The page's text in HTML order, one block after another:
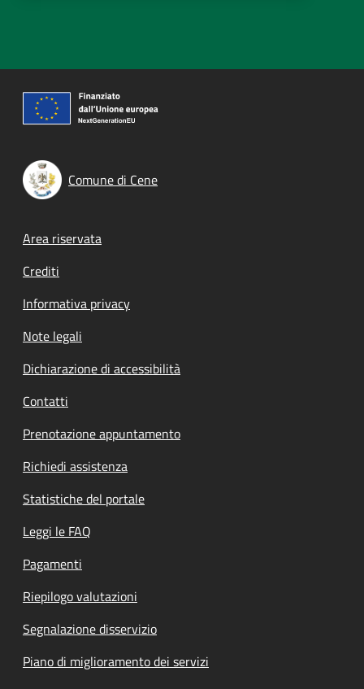
Comune di Cene
Footer menu
Area riservata
Crediti
Informativa privacy
Note legali
Dichiarazione di accessibilità
Contatti
Prenotazione appuntamento
Richiedi assistenza
Statistiche del portale
Leggi le FAQ
Pagamenti
Riepilogo valutazioni
Segnalazione disservizio
Piano di miglioramento dei servizi